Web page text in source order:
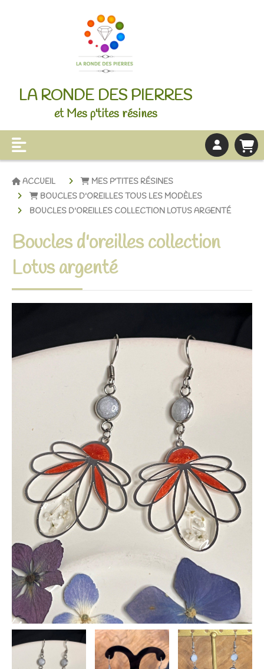
LA RONDE DES PIERRES
et Mes p'tites résines
ACCUEIL
MES P'TITES RÉSINES
BOUCLES D'OREILLES TOUS LES MODÈLES
BOUCLES D'OREILLES COLLECTION LOTUS ARGENTÉ
Boucles d'oreilles collection
Lotus argenté